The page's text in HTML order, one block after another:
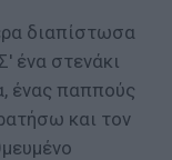
διαπίστωσα
ένα στενάκι
ένας παππούς
και τον